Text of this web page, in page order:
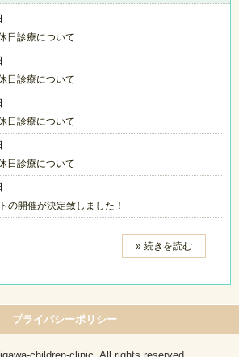
日診療について
日診療について
日診療について
日診療について
の開催が決定致しました！
» 続きを読む
プライバシーポリシー